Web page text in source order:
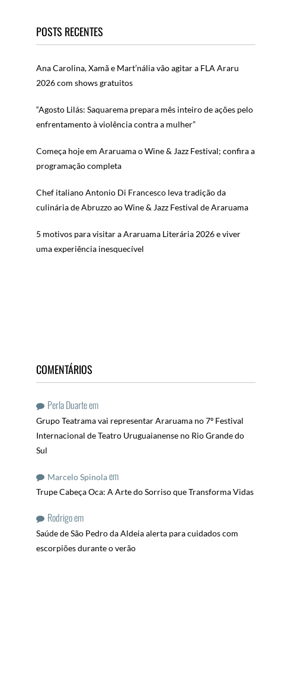
POSTS RECENTES
Ana Carolina, Xamã e Mart’nália vão agitar a FLA Araru
2026 com shows gratuitos
“Agosto Lilás: Saquarema prepara mês inteiro de ações pelo
enfrentamento à violência contra a mulher”
Começa hoje em Araruama o Wine & Jazz Festival; confira a
programação completa
Chef italiano Antonio Di Francesco leva tradição da
culinária de Abruzzo ao Wine & Jazz Festival de Araruama
5 motivos para visitar a Araruama Literária 2026 e viver
uma experiência inesquecível
COMENTÁRIOS
Perla Duarteem
Grupo Teatrama vai representar Araruama no 7º Festival
Internacional de Teatro Uruguaianense no Rio Grande do
Sul
Marcelo Spinolaem
Trupe Cabeça Oca: A Arte do Sorriso que Transforma Vidas
Rodrigoem
Saúde de São Pedro da Aldeia alerta para cuidados com
escorpiões durante o verão